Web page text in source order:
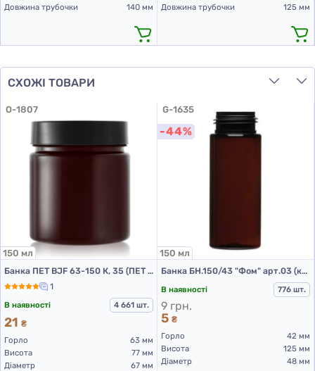
Довжина трубочки
140 мм
Довжина трубочки
125 мм
СХОЖІ ТОВАРИ
O-1807
150 мл
Банка ПЕТ BJF 63-150 К, 35 (ПЕТ банки 150 мл)
1
В наявності
4 661 шт.
21 ₴
Горло
63 мм
Висота
77 мм
Діаметр
67 мм
G-1635
150 мл
-44%
Банка БН.150/43 "Фом" арт.03 (коричневий)
В наявності
776 шт.
9 грн.
5 ₴
Горло
42 мм
Висота
125 мм
Діаметр
48 мм